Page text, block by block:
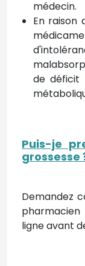
médecin.
En raison
de déficit
Puis-je
grossesse
Demandez
ligne avant